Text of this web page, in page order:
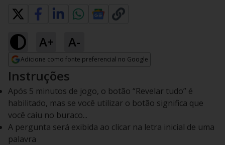
A+ A-
Adicione como fonte preferencial no Google
Opens in new window
Instruções
Após 5 minutos de jogo, o botão “Revelar tudo” é
habilitado, mas se você utilizar o botão significa que
você caiu no buraco...
A pergunta será exibida ao clicar na letra inicial de uma
palavra